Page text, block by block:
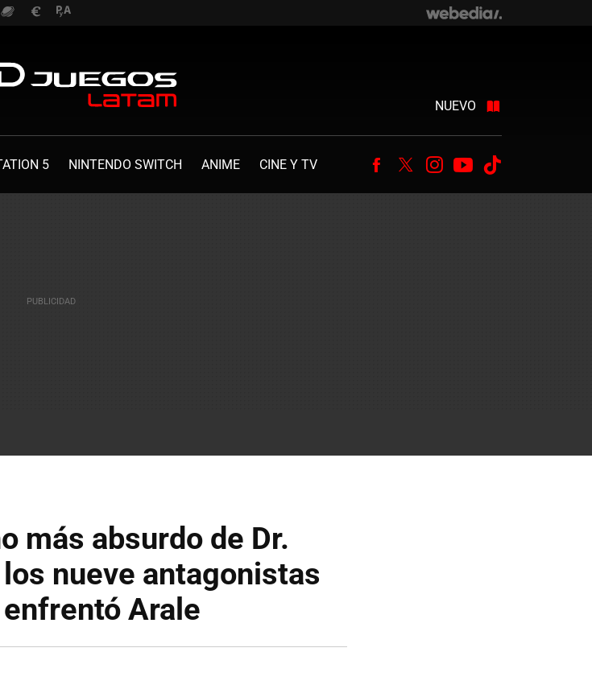
NUEVO
5 NINTENDO SWITCH ANIME CINE Y TV Facebook
TwitterInstagram
Youtube
más absurdo de Dr.
nueve antagonistas
Arale